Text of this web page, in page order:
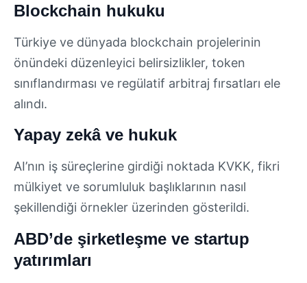
Blockchain hukuku
Türkiye ve dünyada blockchain projelerinin
önündeki düzenleyici belirsizlikler, token
sınıflandırması ve regülatif arbitraj fırsatları ele
alındı.
Yapay zekâ ve hukuk
AI’nın iş süreçlerine girdiği noktada KVKK, fikri
mülkiyet ve sorumluluk başlıklarının nasıl
şekillendiği örnekler üzerinden gösterildi.
ABD’de şirketleşme ve startup
yatırımları